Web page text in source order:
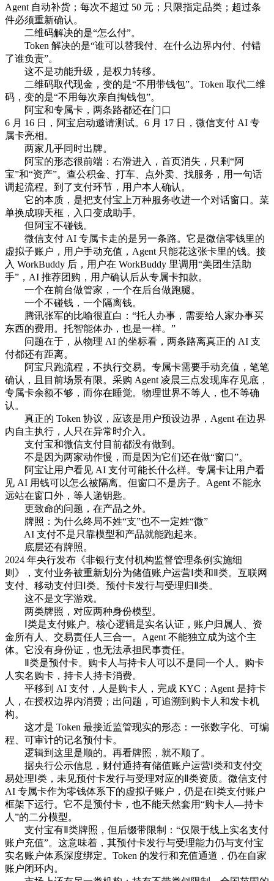
Agent 自动补货；每次不超过 50 元；只限指定品类；超过条
件必须重新确认。
二维码解决的是“怎么付”。
Token 解决的是“谁可以替我付、在什么边界内付、付错
了谁负责”。
这不是功能升级，是权力转移。
二维码取代现金，变的是“不用带钱包”。Token 取代二维
码，变的是“不用每次亲自掏钱包”。
阿宝和专属卡，两条路都还在门口
6 月 16 日，阿宝启动邀请测试。6 月 17 日，微信支付 AI 专
属卡亮相。
两家几乎同时出牌。
阿宝的形态很前端：右滑进入，首页消失，只剩“阿
宝”和“资产”。查公积金、打车、点外卖、找服务，用一句话
调起流程。到了支付环节，用户本人确认。
它的本质，是把支付宝上万种服务收进一个对话窗口。菜
单换成聊天框，入口变成助手。
但阿宝不碰钱。
微信支付 AI 专属卡走的是另一条路。它是微信零钱里的
虚拟子账户，用户手动充值，Agent 只能花这张卡里的钱。接
入 WorkBuddy 后，用户在 WorkBuddy 里调用“美团生活助
手”，AI 推荐团购，用户确认后从专属卡扣款。
一个在前台做管家，一个在后台做跑腿。
一个不碰钱，一个隔离钱。
腾讯张军的比喻很直白：“托人办事，需要给人家办事买
东西的费用。托智能体办，也是一样。”
问题在于，从物理 AI 的坐标看，两条路离真正的 AI 支
付都还有距离。
阿宝只跑流程，不执行交易。专属卡需要手动充值，笔笔
确认，且目前场景有限。采购 Agent 凌晨三点发现库存见底，
专属卡余额不够，而你在睡觉。物理世界不等人，也不等确
认。
真正的 Token 协议，应该是用户预设边界，Agent 在边界
内自主执行，人只在异常时介入。
支付宝和微信支付目前都没有做到。
不是因为两家动作慢，而是因为它们还在做“窗口”。
阿宝让用户看见 AI 支付可能长什么样。专属卡让用户看
见 AI 用钱可以怎么被隔离。但窗口不是房子。Agent 不能永
远站在窗口外，等人递钥匙。
更致命的问题，在产品之外。
牌照：为什么终局不姓“支”也不一定姓“微”
AI 支付不是只靠模型和产品就能跑起来。
底层还有牌照。
2024 年央行发布《非银行支付机构监督管理条例实施细
则》，支付业务被重新划分为储值账户运营Ⅰ类和Ⅱ类。互联网
支付、移动支付归Ⅰ类。预付卡发行与受理归Ⅱ类。
这不是文字游戏。
两类牌照，对应两种身份模型。
Ⅰ类是支付账户。核心逻辑是实名认证，账户归属人、资
金所有人、交易责任人三合一。Agent 不能独立成为这个主
体。它没有身份证，也无法承担民事责任。
Ⅱ类是预付卡。购卡人与持卡人可以不是同一个人。购卡
人实名购卡，持卡人持卡消费。
平移到 AI 支付，人是购卡人，完成 KYC；Agent 是持卡
人，在授权边界内消费；出问题，可追溯到购卡人和发卡机
构。
这才是 Token 最接近监管现实的形态：一张数字化、可编
程、可审计的记名预付卡。
逻辑到这里是顺的。再看牌照，就不顺了。
据央行公示信息，财付通持有储值账户运营Ⅰ类和支付交
易处理Ⅰ类，未见预付卡发行与受理对应的Ⅱ类资质。微信支付
AI 专属卡作为零钱体系下的虚拟子账户，仍是在Ⅰ类支付账户
框架下运行。它不是预付卡，也不能天然套用“购卡人—持卡
人”的二分模型。
支付宝有Ⅱ类牌照，但后缀带限制：“仅限于线上实名支付
账户充值”。这意味着，其预付卡发行与受理能力仍与支付宝
实名账户体系深度绑定。Token 的发行和充值通道，仍在自家
账户闭环内。